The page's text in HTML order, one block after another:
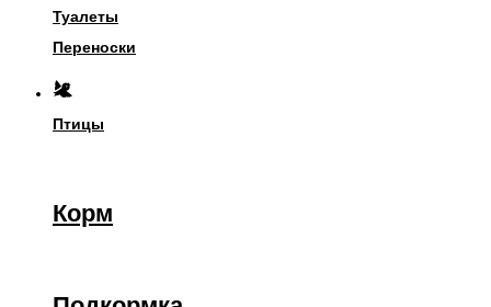
Туалеты
Переноски
Птицы
Корм